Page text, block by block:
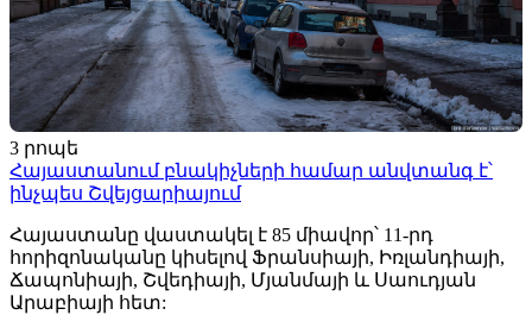
3 րոպե
Հայաստանում բնակիչների համար անվտանգ է՝
ինչպես Շվեյցարիայում
Հայաստանը վաստակել է 85 միավոր՝ 11-րդ
հորիզոնականը կիսելով Ֆրանսիայի, Իռլանդիայի,
Ճապոնիայի, Շվեդիայի, Մյանմայի և Սաուդյան
Արաբիայի հետ: